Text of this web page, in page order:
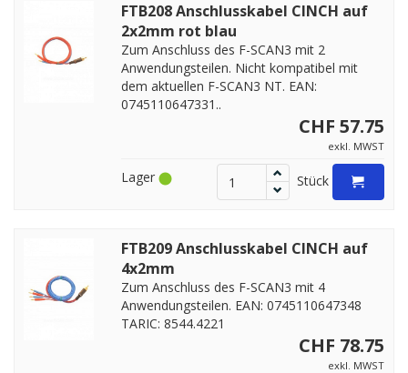
FTB208 Anschlusskabel CINCH auf
2x2mm rot blau
Zum Anschluss des F-SCAN3 mit 2
Anwendungsteilen. Nicht kompatibel mit
dem aktuellen F-SCAN3 NT. EAN:
0745110647331..
CHF 57.75
exkl. MWST
Lager Stück
FTB209 Anschlusskabel CINCH auf
4x2mm
Zum Anschluss des F-SCAN3 mit 4
Anwendungsteilen. EAN: 0745110647348
TARIC: 8544.4221
CHF 78.75
exkl. MWST